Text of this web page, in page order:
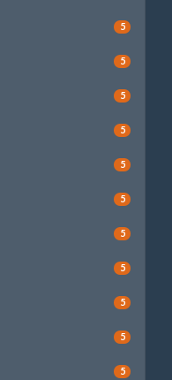
5
5
5
5
5
5
5
5
5
5
5